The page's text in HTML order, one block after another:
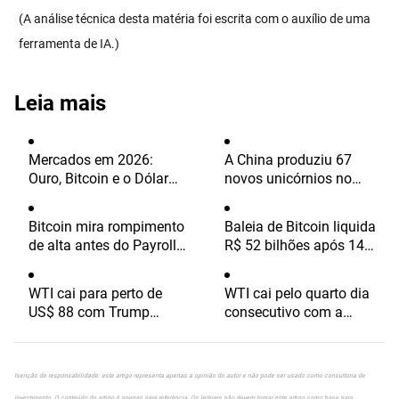
(A análise técnica desta matéria foi escrita com o auxílio de uma
ferramenta de IA.)
Leia mais
Mercados em 2026:
Ouro, Bitcoin e o Dólar
— Veja o que pensam as
principais instituições
A China produziu 67
novos unicórnios no
2026
Bitcoin mira rompimento
de alta antes do Payroll
Baleia de Bitcoin liquida
R$ 52 bilhões após 14
mercado
WTI cai para perto de
US$ 88 com Trump
breve
WTI cai pelo quarto dia
consecutivo com a
meio à incerteza da
Isenção de responsabilidade: este artigo representa apenas a opinião do autor e não pode ser usado como consultoria de
investimento. O conteúdo do artigo é apenas para referência. Os leitores não devem tomar este artigo como base para